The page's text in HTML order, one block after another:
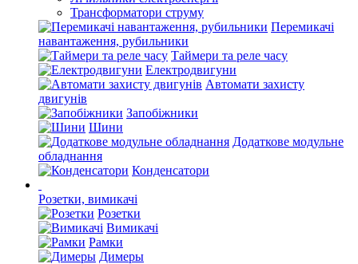
Трансформатори струму
Перемикачі
навантаження, рубильники
Таймери та реле часу
Електродвигуни
Автомати захисту
двигунів
Запобіжники
Шини
Додаткове модульне
обладнання
Конденсатори
Розетки, вимикачі
Розетки
Вимикачі
Рамки
Димеры